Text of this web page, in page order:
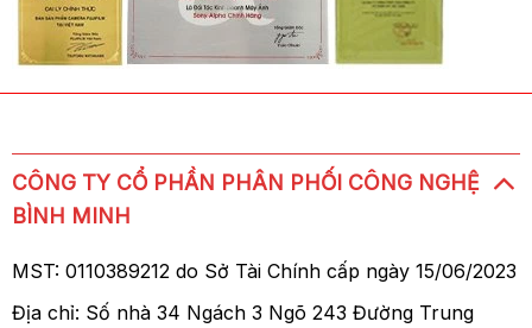
CÔNG TY CỔ PHẦN PHÂN PHỐI CÔNG NGHỆ
BÌNH MINH
MST: 0110389212 do Sở Tài Chính cấp ngày 15/06/2023
Địa chỉ: Số nhà 34 Ngách 3 Ngõ 243 Đường Trung